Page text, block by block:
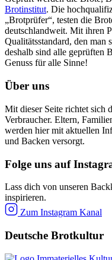
Brotinstitut. Die
„Brotprüfer“, testen die
deutschlandweit. Mit ihren
Qualitätsstandard, den man
deshalb sind alle geprüften
Genuss für alle Sinne!
Über uns
Mit dieser Seite richtet sich
Verbraucher. Eltern,
werden hier mit aktuellen
und Backen versorgt.
Folge uns auf
Lass dich von unseren
inspirieren.
Zum Instagram Kanal
Deutsche Brotkultur